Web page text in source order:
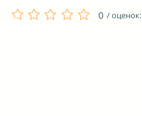
0 / оценок: